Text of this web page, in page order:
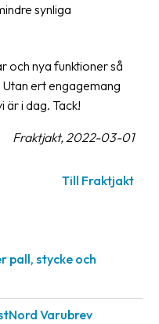
synliga
och nya funktioner så
ert engagemang
är i dag. Tack!
Fraktjakt, 2022-03-01
Till Fraktjakt
pall, stycke och
Varubrev